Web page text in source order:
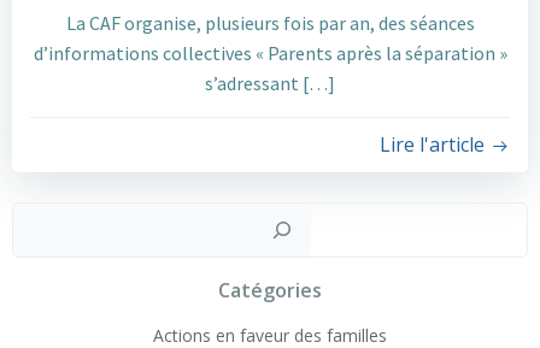
La CAF organise, plusieurs fois par an, des séances
d’informations collectives « Parents après la séparation »
s’adressant […]
Lire l'article
Catégories
Actions en faveur des familles